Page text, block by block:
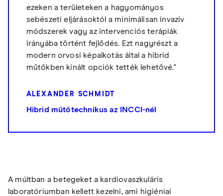
ezeken a területeken a hagyományos
sebészeti eljárásoktól a minimálisan invazív
módszerek vagy az intervenciós terápiák
irányába történt fejlődés. Ezt nagyrészt a
modern orvosi képalkotás által a hibrid
műtőkben kínált opciók tették lehetővé."
ALEXANDER SCHMIDT
Hibrid műtőtechnikus az INCCI-nél
A múltban a betegeket a kardiovaszkuláris
laboratóriumban kellett kezelni, ami higiéniai